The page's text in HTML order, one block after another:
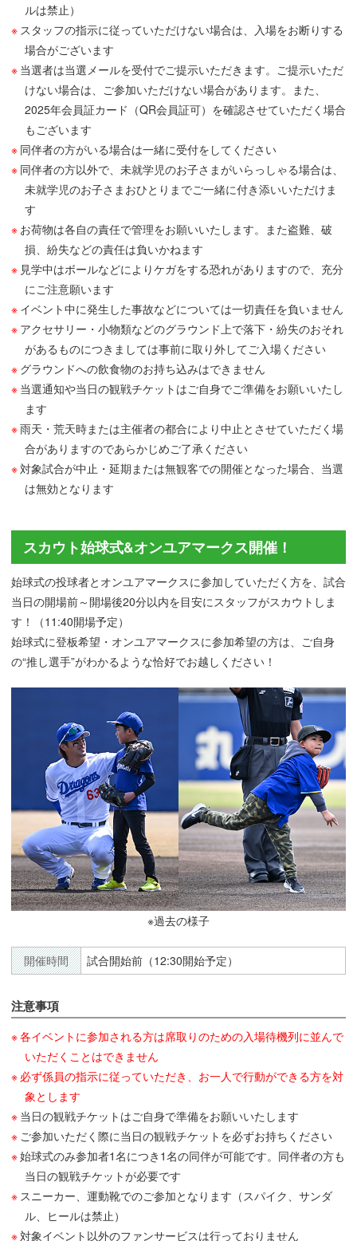
ルは禁止）
スタッフの指示に従っていただけない場合は、入場をお断りする
場合がございます
当選者は当選メールを受付でご提示いただきます。ご提示いただ
けない場合は、ご参加いただけない場合があります。また、
2025年会員証カード（QR会員証可）を確認させていただく場合
もございます
同伴者の方がいる場合は一緒に受付をしてください
同伴者の方以外で、未就学児のお子さまがいらっしゃる場合は、
未就学児のお子さまおひとりまでご一緒に付き添いいただけま
す
お荷物は各自の責任で管理をお願いいたします。また盗難、破
損、紛失などの責任は負いかねます
見学中はボールなどによりケガをする恐れがありますので、充分
にご注意願います
イベント中に発生した事故などについては一切責任を負いません
アクセサリー・小物類などのグラウンド上で落下・紛失のおそれ
があるものにつきましては事前に取り外してご入場ください
グラウンドへの飲食物のお持ち込みはできません
当選通知や当日の観戦チケットはご自身でご準備をお願いいたし
ます
雨天・荒天時または主催者の都合により中止とさせていただく場
合がありますのであらかじめご了承ください
対象試合が中止・延期または無観客での開催となった場合、当選
は無効となります
スカウト始球式&オンユアマークス開催！
始球式の投球者とオンユアマークスに参加していただく方を、試合
当日の開場前～開場後20分以内を目安にスタッフがスカウトしま
す！（11:40開場予定）
始球式に登板希望・オンユアマークスに参加希望の方は、ご自身
の“推し選手”がわかるような恰好でお越しください！
※過去の様子
開催時間 試合開始前（12:30開始予定）
注意事項
各イベントに参加される方は席取りのための入場待機列に並んで
いただくことはできません
必ず係員の指示に従っていただき、お一人で行動ができる方を対
象とします
当日の観戦チケットはご自身で準備をお願いいたします
ご参加いただく際に当日の観戦チケットを必ずお持ちください
始球式のみ参加者1名につき1名の同伴が可能です。同伴者の方も
当日の観戦チケットが必要です
スニーカー、運動靴でのご参加となります（スパイク、サンダ
ル、ヒールは禁止）
対象イベント以外のファンサービスは行っておりません